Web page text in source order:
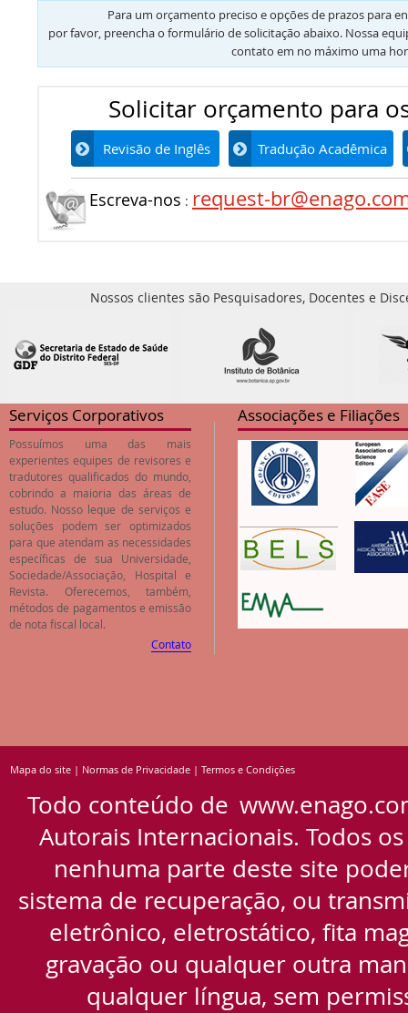
Para um orçamento preciso e opções de prazos para
por favor, preencha o formulário de solicitação abaixo. Nossa
contato em no máximo uma
Solicitar orçamento para
Revisão de Inglês Tradução Acadêmica
Escreva-nos : request-
Nossos clientes são Pesquisadores, Docentes e
Serviços Corporativos
Possuímos uma das mais
experientes equipes de revisores e
tradutores qualificados do mundo,
cobrindo a maioria das áreas de
estudo. Nosso leque de serviços e
soluções podem ser optimizados
para que atendam as necessidades
específicas de sua Universidade,
Sociedade/Associação, Hospital e
Revista. Oferecemos, também,
métodos de pagamentos e emissão
de nota fiscal local.
Contato
Associações e Filiações
Mapa do site | Normas de Privacidade | Termos e Condições
Todo conteúdo de
Autorais Internacionais. Todos
nenhuma parte deste site
sistema de recuperação, ou
eletrônico, eletrostático, fita
gravação ou qualquer outra
qualquer língua, sem